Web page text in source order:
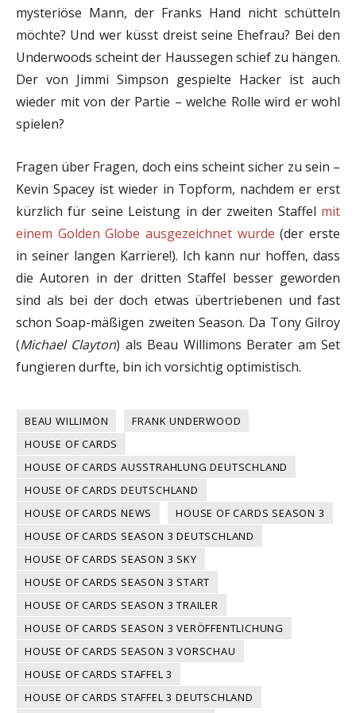
mysteriöse Mann, der Franks Hand nicht schütteln
möchte? Und wer küsst dreist seine Ehefrau? Bei den
Underwoods scheint der Haussegen schief zu hängen.
Der von Jimmi Simpson gespielte Hacker ist auch
wieder mit von der Partie – welche Rolle wird er wohl
spielen?
Fragen über Fragen, doch eins scheint sicher zu sein –
Kevin Spacey ist wieder in Topform, nachdem er erst
kürzlich für seine Leistung in der zweiten Staffel mit
einem Golden Globe ausgezeichnet wurde (der erste
in seiner langen Karriere!). Ich kann nur hoffen, dass
die Autoren in der dritten Staffel besser geworden
sind als bei der doch etwas übertriebenen und fast
schon Soap-mäßigen zweiten Season. Da Tony Gilroy
(Michael Clayton) als Beau Willimons Berater am Set
fungieren durfte, bin ich vorsichtig optimistisch.
BEAU WILLIMON
FRANK UNDERWOOD
HOUSE OF CARDS
HOUSE OF CARDS AUSSTRAHLUNG DEUTSCHLAND
HOUSE OF CARDS DEUTSCHLAND
HOUSE OF CARDS NEWS
HOUSE OF CARDS SEASON 3
HOUSE OF CARDS SEASON 3 DEUTSCHLAND
HOUSE OF CARDS SEASON 3 SKY
HOUSE OF CARDS SEASON 3 START
HOUSE OF CARDS SEASON 3 TRAILER
HOUSE OF CARDS SEASON 3 VERÖFFENTLICHUNG
HOUSE OF CARDS SEASON 3 VORSCHAU
HOUSE OF CARDS STAFFEL 3
HOUSE OF CARDS STAFFEL 3 DEUTSCHLAND